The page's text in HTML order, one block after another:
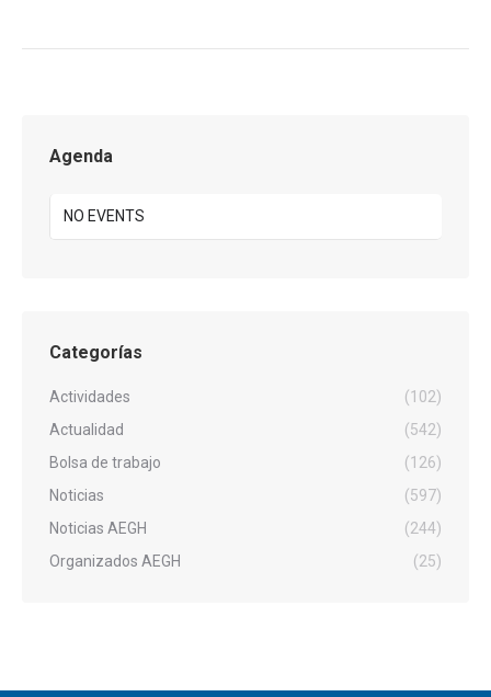
Agenda
NO EVENTS
Categorías
Actividades
(102)
Actualidad
(542)
Bolsa de trabajo
(126)
Noticias
(597)
Noticias AEGH
(244)
Organizados AEGH
(25)